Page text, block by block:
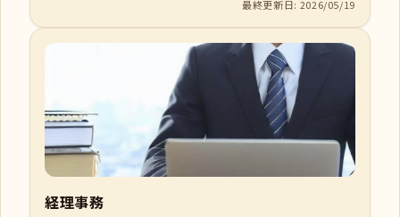
最終更新日: 2026/05/19
経理事務